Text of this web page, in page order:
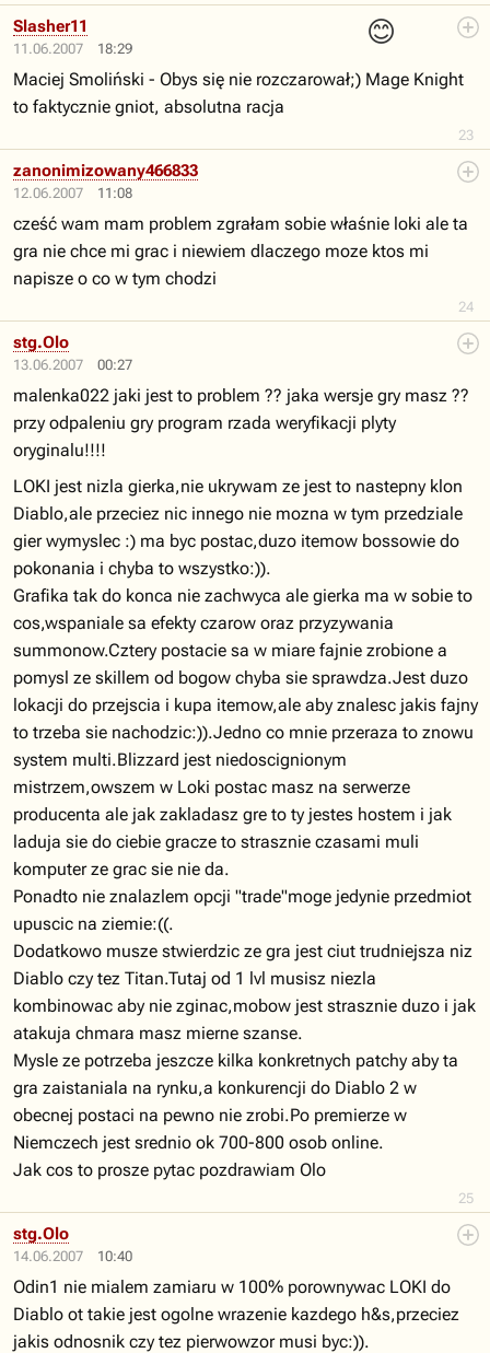
11.06.2007 18:29
😊
23
Slasher11
Maciej Smoliński - Obys się nie rozczarował;) Mage Knight
to faktycznie gniot, absolutna racja
12.06.2007 11:08
24
zanonimizowany466833
cześć wam mam problem zgrałam sobie właśnie loki ale ta
gra nie chce mi grac i niewiem dlaczego moze ktos mi
napisze o co w tym chodzi
13.06.2007 00:27
25
stg.Olo
malenka022 jaki jest to problem ?? jaka wersje gry masz ??
przy odpaleniu gry program rzada weryfikacji plyty
oryginalu!!!!
LOKI jest nizla gierka,nie ukrywam ze jest to nastepny klon
Diablo,ale przeciez nic innego nie mozna w tym przedziale
gier wymyslec :) ma byc postac,duzo itemow bossowie do
pokonania i chyba to wszystko:)).
Grafika tak do konca nie zachwyca ale gierka ma w sobie to
cos,wspaniale sa efekty czarow oraz przyzywania
summonow.Cztery postacie sa w miare fajnie zrobione a
pomysl ze skillem od bogow chyba sie sprawdza.Jest duzo
lokacji do przejscia i kupa itemow,ale aby znalesc jakis fajny
to trzeba sie nachodzic:)).Jedno co mnie przeraza to znowu
system multi.Blizzard jest niedoscignionym
mistrzem,owszem w Loki postac masz na serwerze
producenta ale jak zakladasz gre to ty jestes hostem i jak
laduja sie do ciebie gracze to strasznie czasami muli
komputer ze grac sie nie da.
Ponadto nie znalazlem opcji "trade"moge jedynie przedmiot
upuscic na ziemie:((.
Dodatkowo musze stwierdzic ze gra jest ciut trudniejsza niz
Diablo czy tez Titan.Tutaj od 1 lvl musisz niezla
kombinowac aby nie zginac,mobow jest strasznie duzo i jak
atakuja chmara masz mierne szanse.
Mysle ze potrzeba jeszcze kilka konkretnych patchy aby ta
gra zaistaniala na rynku,a konkurencji do Diablo 2 w
obecnej postaci na pewno nie zrobi.Po premierze w
Niemczech jest srednio ok 700-800 osob online.
Jak cos to prosze pytac pozdrawiam Olo
14.06.2007 10:40
stg.Olo
Odin1 nie mialem zamiaru w 100% porownywac LOKI do
Diablo ot takie jest ogolne wrazenie kazdego h&s,przeciez
jakis odnosnik czy tez pierwowzor musi byc:)).